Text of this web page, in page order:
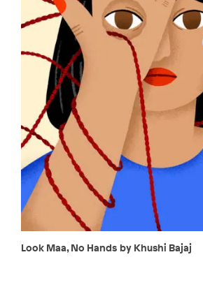
Look Maa, No Hands by Khushi Bajaj